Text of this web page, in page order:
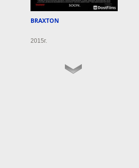
В Польше назвали самую
популярную форму
Польский оружейник назвал
формой коррупции на Украине.
BRAXTON
2015г.